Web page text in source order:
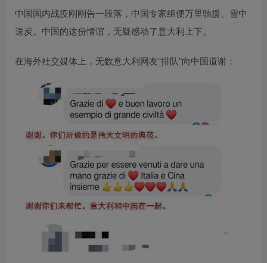
中国国内战疫刚刚告一段落，中国专家组便万里驰援、雪中
送炭。中国的这份情谊，无疑感动了意大利上下。
在海外社交媒体上，无数意大利网友“排队”向中国道谢：